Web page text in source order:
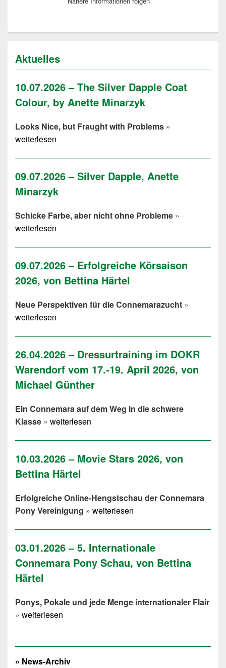
Aktuelles
10.07.2026 – The Silver Dapple Coat
Colour, by Anette Minarzyk
Looks Nice, but Fraught with Problems »
weiterlesen
09.07.2026 – Silver Dapple, Anette
Minarzyk
Schicke Farbe, aber nicht ohne Probleme »
weiterlesen
09.07.2026 – Erfolgreiche Körsaison
2026, von Bettina Härtel
Neue Perspektiven für die Connemarazucht »
weiterlesen
26.04.2026 – Dressurtraining im DOKR
Warendorf vom 17.-19. April 2026, von
Michael Günther
Ein Connemara auf dem Weg in die schwere
Klasse » weiterlesen
10.03.2026 – Movie Stars 2026, von
Bettina Härtel
Erfolgreiche Online-Hengstschau der Connemara
Pony Vereinigung » weiterlesen
03.01.2026 – 5. Internationale
Connemara Pony Schau, von Bettina
Härtel
Ponys, Pokale und jede Menge internationaler Flair
» weiterlesen
» News-Archiv